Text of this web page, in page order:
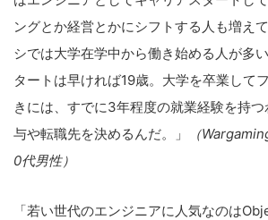
ングとか経営とかにシフトする人も増え
シでは大学在学中から働き始める人が多
タートは早ければ19歳。大学を卒業して
きには、すでに3年程度の就業経験を持
与や転職先を決めるんだ。」
（
0代男性）
「若い世代のエンジニアに人気なのは